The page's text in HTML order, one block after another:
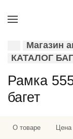
Магазин
КАТАЛОГ
Рамка
багет
О товаре Цена